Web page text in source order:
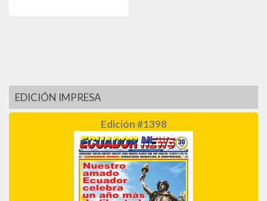
EDICIÓN IMPRESA
Edición #1398